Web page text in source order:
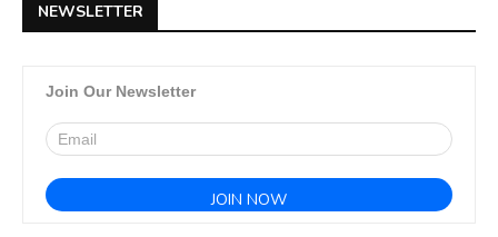
NEWSLETTER
Join Our Newsletter